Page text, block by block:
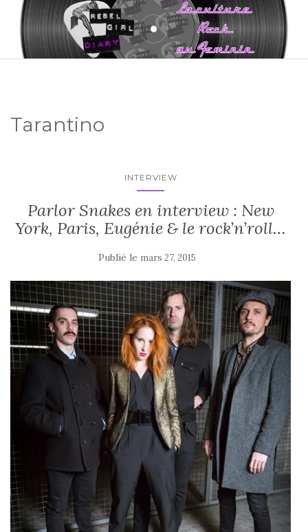
Tarantino
INTERVIEW
Parlor Snakes en interview : New
York, Paris, Eugénie & le rock’n’roll…
Publié le mars 27, 2015